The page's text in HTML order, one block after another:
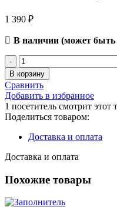
1 390 ₽
В наличии (может быть
В корзину
Сравнить
Добавить в избранное
1 посетитель смотрит этот
Поделиться товаром:
Доставка и оплата
Доставка и оплата
Похожие товары